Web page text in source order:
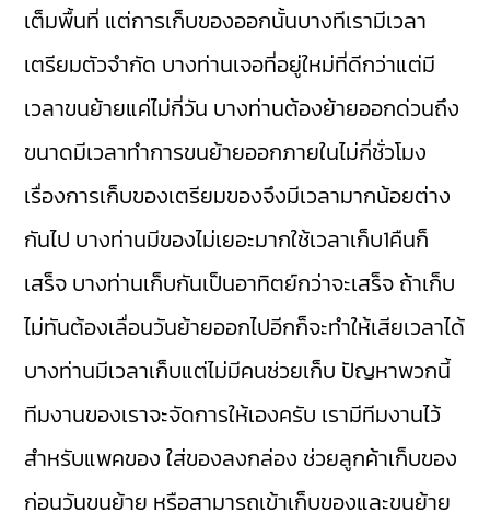
เต็มพื้นที่ แต่การเก็บของออกนั้นบางทีเรามีเวลา
เตรียมตัวจำกัด บางท่านเจอที่อยู่ใหม่ที่ดีกว่าแต่มี
เวลาขนย้ายแค่ไม่กี่วัน บางท่านต้องย้ายออกด่วนถึง
ขนาดมีเวลาทำการขนย้ายออกภายในไม่กี่ชั่วโมง
เรื่องการเก็บของเตรียมของจึงมีเวลามากน้อยต่าง
กันไป บางท่านมีของไม่เยอะมากใช้เวลาเก็บ1คืนก็
เสร็จ บางท่านเก็บกันเป็นอาทิตย์กว่าจะเสร็จ ถ้าเก็บ
ไม่ทันต้องเลื่อนวันย้ายออกไปอีกก็จะทำให้เสียเวลาได้
บางท่านมีเวลาเก็บแต่ไม่มีคนช่วยเก็บ ปัญหาพวกนี้
ทีมงานของเราจะจัดการให้เองครับ เรามีทีมงานไว้
สำหรับแพคของ ใส่ของลงกล่อง ช่วยลูกค้าเก็บของ
ก่อนวันขนย้าย หรือสามารถเข้าเก็บของและขนย้าย